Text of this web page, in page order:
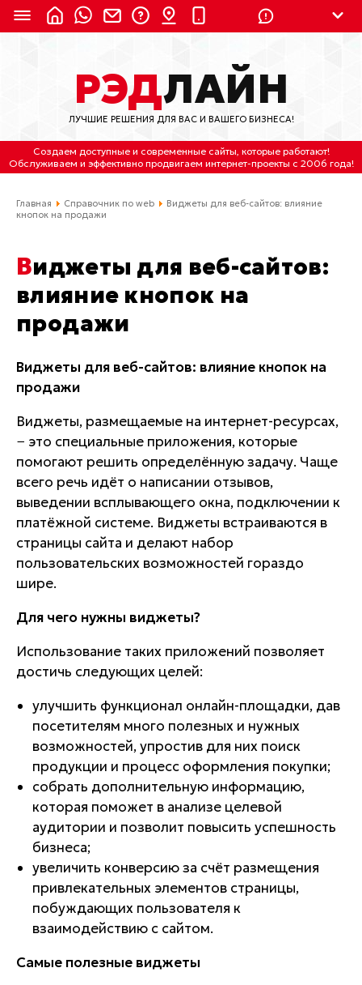
8 (800) 550-9899 (с 2:30 до 11:30 по
Мск)
Бесплатно по России
(4212) 658-653
(4212) 637-673
Отдельный вход \ Левый торец здания
info@lred.ru
Все контакты
РЭДЛАЙН
ЛУЧШИЕ РЕШЕНИЯ ДЛЯ ВАС И ВАШЕГО БИЗНЕСА!
Создаем доступные и современные сайты, которые работают!
Обслуживаем и эффективно продвигаем интернет-проекты с 2006 года!
Главная Справочник по web
Виджеты для веб-сайтов: влияние
кнопок на продажи
Виджеты для веб-сайтов:
влияние кнопок на
продажи
Виджеты для веб-сайтов: влияние кнопок на
продажи
Виджеты, размещаемые на интернет-ресурсах,
− это специальные приложения, которые
помогают решить определённую задачу. Чаще
всего речь идёт о написании отзывов,
выведении всплывающего окна, подключении к
платёжной системе. Виджеты встраиваются в
страницы сайта и делают набор
пользовательских возможностей гораздо
шире.
Для чего нужны виджеты?
Использование таких приложений позволяет
достичь следующих целей:
улучшить функционал онлайн-площадки, дав
посетителям много полезных и нужных
возможностей, упростив для них поиск
продукции и процесс оформления покупки;
собрать дополнительную информацию,
которая поможет в анализе целевой
аудитории и позволит повысить успешность
бизнеса;
увеличить конверсию за счёт размещения
привлекательных элементов страницы,
побуждающих пользователя к
взаимодействию с сайтом.
Самые полезные виджеты